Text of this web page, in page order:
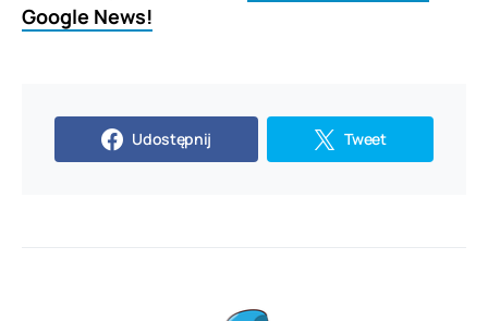
Google News!
Udostępnij Tweet